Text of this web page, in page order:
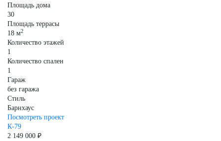
Площадь дома
30
Площадь террасы
18 м2
Количество этажей
1
Количество спален
1
Гараж
без гаража
Стиль
Барнхаус
Посмотреть проект
К-79
2 149 000 ₽